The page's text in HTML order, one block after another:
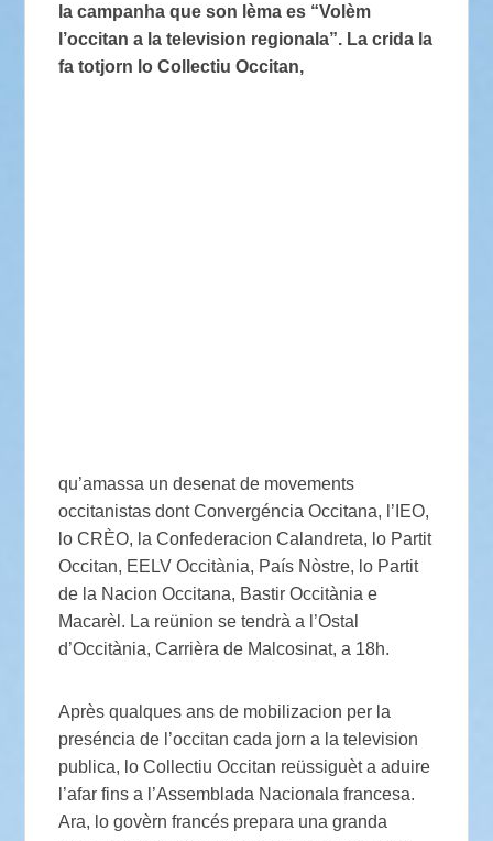
la campanha que son lèma es “Volèm
l’occitan a la television regionala”. La crida la
fa totjorn lo Collectiu Occitan,
qu’amassa un desenat de movements
occitanistas dont Convergéncia Occitana, l’IEO,
lo CRÈO, la Confederacion Calandreta, lo Partit
Occitan, EELV Occitània, País Nòstre, lo Partit
de la Nacion Occitana, Bastir Occitània e
Macarèl. La reünion se tendrà a l’Ostal
d’Occitània, Carrièra de Malcosinat, a 18h.
Après qualques ans de mobilizacion per la
preséncia de l’occitan cada jorn a la television
publica, lo Collectiu Occitan reüssiguèt a aduire
l’afar fins a l’Assemblada Nacionala francesa.
Ara, lo govèrn francés prepara una granda